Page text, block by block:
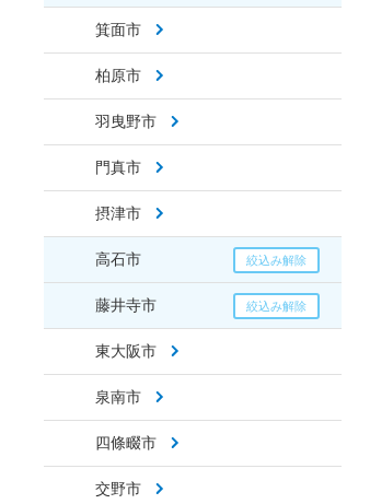
箕面市
柏原市
羽曳野市
門真市
摂津市
高石市
藤井寺市
東大阪市
泉南市
四條畷市
交野市